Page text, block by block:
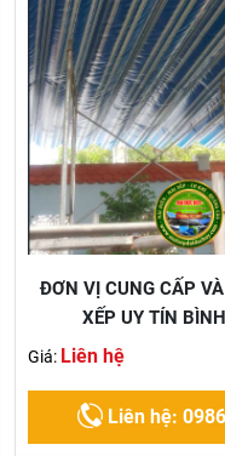
ĐƠN VỊ CUNG CẤP
XẾP UY TÍN
Giá: Liên hệ
Liên hệ: